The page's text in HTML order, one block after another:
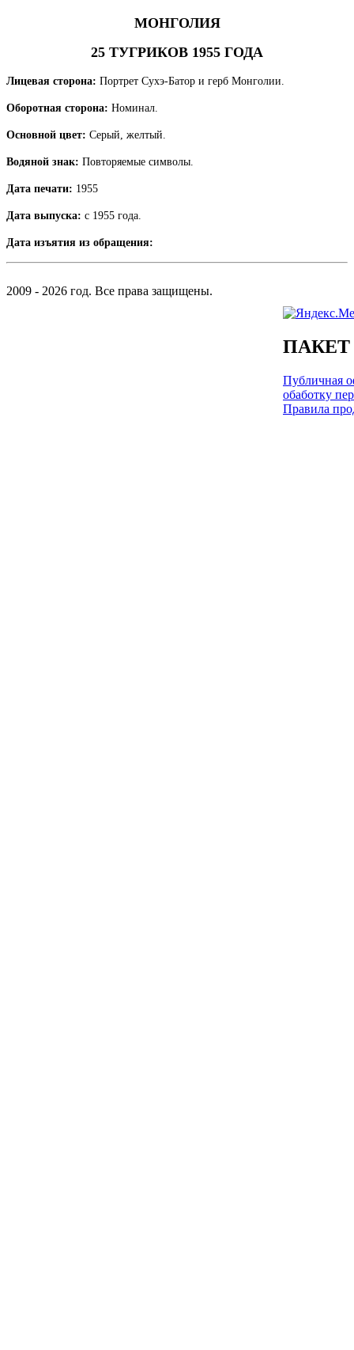
МОНГОЛИЯ
25 ТУГРИКОВ 1955 ГОДА
Лицевая сторона: Портрет Сухэ-Батор и герб Монголии.
Оборотная сторона: Номинал.
Основной цвет: Серый, желтый.
Водяной знак: Повторяемые символы.
Дата печати: 1955
Дата выпуска: с 1955 года.
Дата изъятия из обращения:
2009 - 2026 год. Все права защищены.
Публичная
обаботку
Правила